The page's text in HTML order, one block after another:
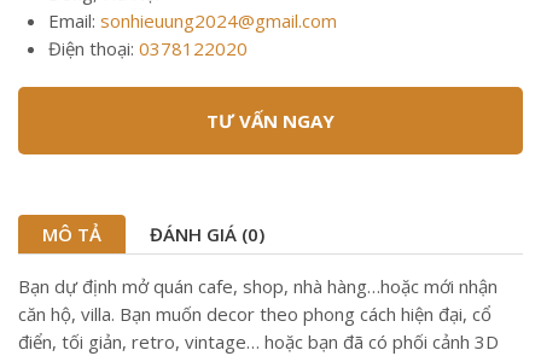
Email: sonhieuung2024@gmail.com
Điện thoại: 0378122020
TƯ VẤN NGAY
MÔ TẢ ĐÁNH GIÁ (0)
Bạn dự định mở quán cafe, shop, nhà hàng…hoặc mới nhận
căn hộ, villa. Bạn muốn decor theo phong cách hiện đại, cổ
điển, tối giản, retro, vintage… hoặc bạn đã có phối cảnh 3D